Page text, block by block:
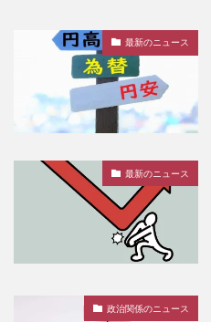
最新のニュース
最新のニュース
政治関係のニュース